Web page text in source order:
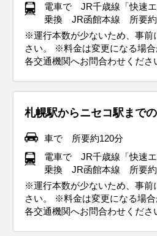
電車で JR千歳線「快速
乗換 JR函館本線 所要約
※運行本数が少ないため、事前
さい。 ※料金は変更になる場
各交通機関へお問合わせくださ
札幌駅からニセコ駅まで
車で 所要約120分
電車で JR千歳線「快速
乗換 JR函館本線 所要約
※運行本数が少ないため、事前
さい。 ※料金は変更になる場
各交通機関へお問合わせくださ